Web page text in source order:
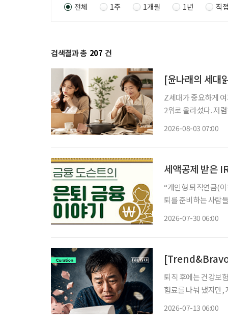
전체 1주 1개월 1년 직
검색결과 총 207 건
[윤나래의 세대
Z세대가 중요하게
2위로 올라섰다. 저
2026-08-03 07:00
세액공제 받은
“개인형 퇴직연금(이
퇴를 준비하는 사람
2026-07-30 06:00
[Trend&Bravo]
퇴직 후에는 건강보
험료를 나눠 냈지만,
2026-07-13 06:00